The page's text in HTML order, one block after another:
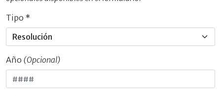
Tipo *
Año (Opcional)